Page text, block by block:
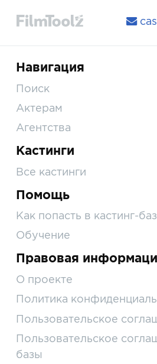
Навигация
Поиск
Актерам
Агентства
Кастинги
Все кастинги
Помощь
Как попасть в кастинг-
Обучение
Правовая
О проекте
Политика
Пользовательское
Пользовательское
базы